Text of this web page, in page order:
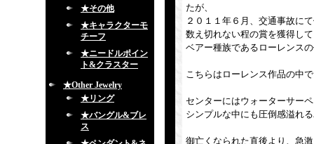
★その他
★キャラクターモ
チーフ
★ニードルポイン
ト&クラスター
★Other Jewelry
★リング
★バングル&ブレ
ス
たが、
２０１１年６月、交通事故に
数え切れない程の賞を獲得し
ベアー種族であるローレンス
こちらはローレンス作品の中
センターにはウォーターサー
シンプルな中にも圧倒感溢れ
御亡くなられた直後より、急